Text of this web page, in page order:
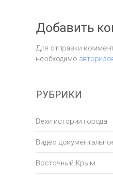
Добавить
Для отправки
необходимо
РУБРИКИ
Вехи истории города
Видео
Восточный Крым